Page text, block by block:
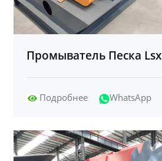
Промыватель Песка Lsx
Подробнее WhatsApp